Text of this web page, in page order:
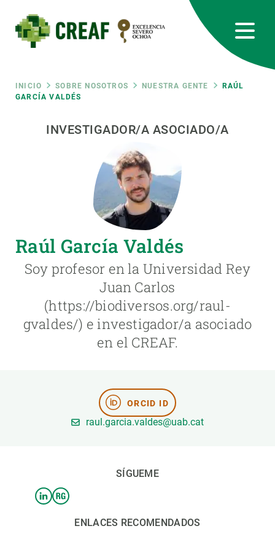
contenido
principal
Ruta
de
navegación
INICIO SOBRE NOSOTROS NUESTRA GENTE
RAÚL
GARCÍA VALDÉS
INVESTIGADOR/A ASOCIADO/A
Raúl García Valdés
Soy profesor en la Universidad Rey
Juan Carlos
(https://biodiversos.org/raul-
gvaldes/) e investigador/a asociado
en el CREAF.
ORCID ID
raul.garcia.valdes@uab.cat
SÍGUEME
ENLACES RECOMENDADOS
RRSS
Featured
responsive
Responsive
CIENCIA EN ACCIÓN
ÚNETE A NOSOTROS
PARTICIPA
NOTICIAS Y AGENDA